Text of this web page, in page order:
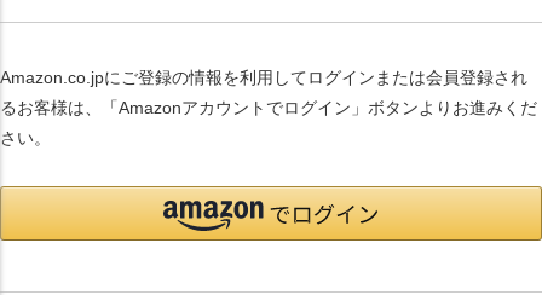
Amazon.co.jpにご登録の情報を利用してログインまたは会員登録され
るお客様は、「Amazonアカウントでログイン」ボタンよりお進みくだ
さい。